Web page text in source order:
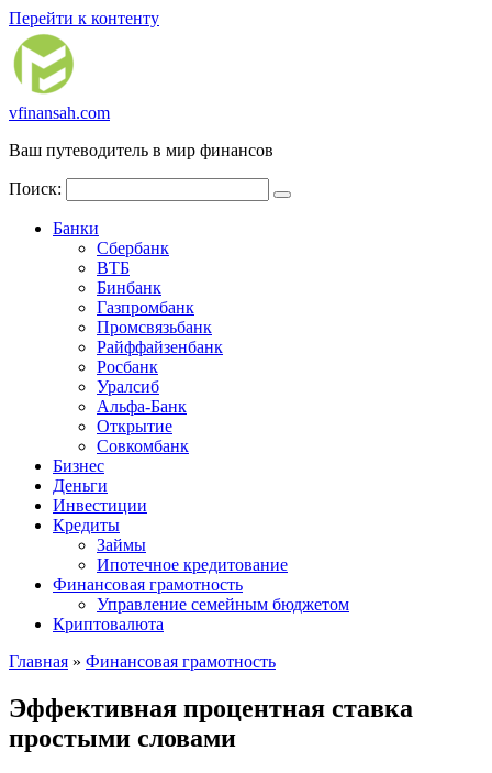
Перейти к контенту
vfinansah.com
Ваш путеводитель в мир финансов
Поиск:
Банки
Сбербанк
ВТБ
Бинбанк
Газпромбанк
Промсвязьбанк
Райффайзенбанк
Росбанк
Уралсиб
Альфа-Банк
Открытие
Совкомбанк
Бизнес
Деньги
Инвестиции
Кредиты
Займы
Ипотечное кредитование
Финансовая грамотность
Управление семейным бюджетом
Криптовалюта
Главная » Финансовая грамотность
Эффективная процентная ставка
простыми словами